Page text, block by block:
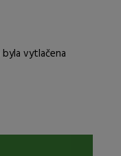
vytlačena